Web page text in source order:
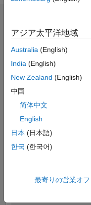
計
コントリビューション L
0
アジア太平洋地域
Australia (English)
India (English)
New Zealand (English)
中国
简体中文
English
日本 (日本語)
한국 (한국어)
最寄りの営業オ